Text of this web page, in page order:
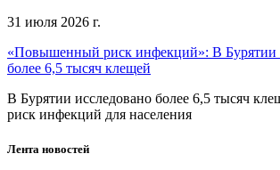
31 июля 2026 г.
«Повышенный риск инфекций»: В Бурятии
более 6,5 тысяч клещей
В Бурятии исследовано более 6,5 тысяч
риск инфекций для населения
Лента новостей